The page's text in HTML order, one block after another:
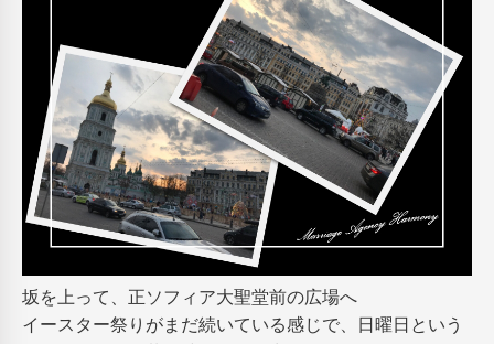
坂を上って、正ソフィア大聖堂前の広場へ
イースター祭りがまだ続いている感じで、日曜日という